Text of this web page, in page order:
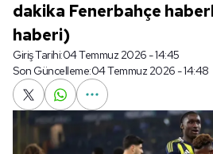
dakika Fenerbahçe
haberi)
Giriş Tarihi:04 Temmuz 2026 - 14:45
Son Güncelleme:04 Temmuz 2026 - 14:48